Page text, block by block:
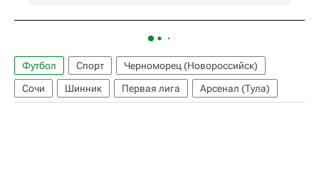
Футбол Спорт
Черноморец (Новороссийск)
Сочи
Шинник Первая лига Арсенал (Тула)